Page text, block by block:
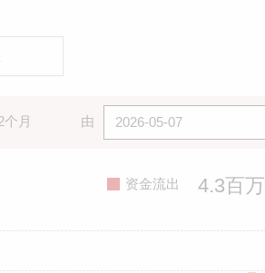
个月 由
资金流出 4.3百万